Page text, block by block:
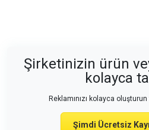
Şirketinizin ürün
kolayca
Reklamınızı kolayca
Şimdi Ücretsiz